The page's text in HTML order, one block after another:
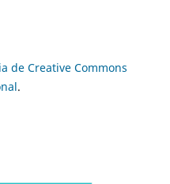
de Creative Commons
.